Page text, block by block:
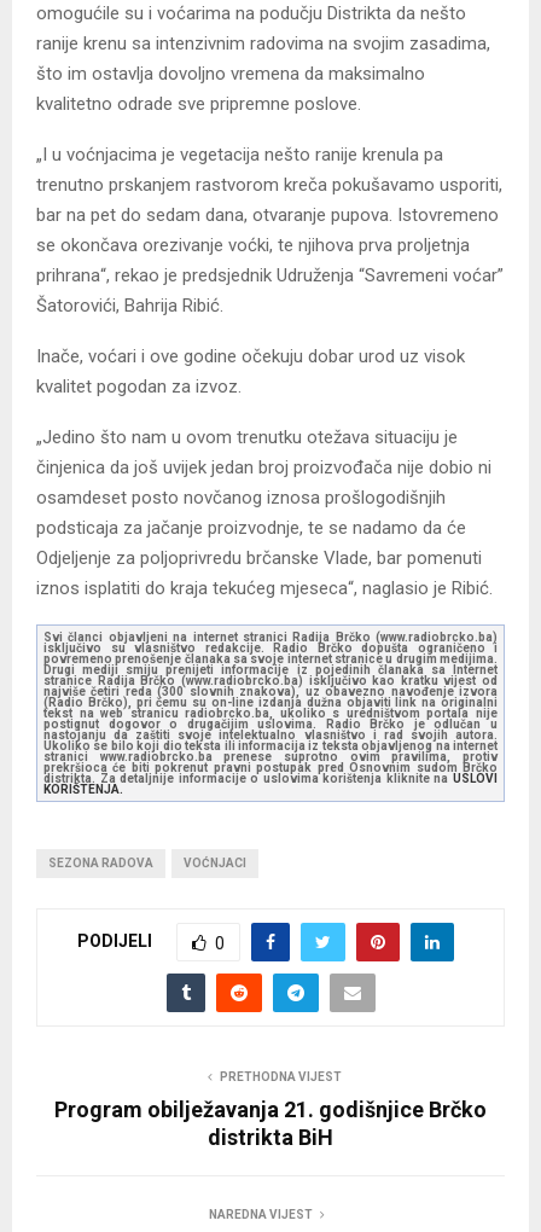
omogućile su i voćarima na podučju Distrikta da nešto
ranije krenu sa intenzivnim radovima na svojim zasadima,
što im ostavlja dovoljno vremena da maksimalno
kvalitetno odrade sve pripremne poslove.
„I u voćnjacima je vegetacija nešto ranije krenula pa
trenutno prskanjem rastvorom kreča pokušavamo usporiti,
bar na pet do sedam dana, otvaranje pupova. Istovremeno
se okončava orezivanje voćki, te njihova prva proljetnja
prihrana“, rekao je predsjednik Udruženja “Savremeni voćar”
Šatorovići, Bahrija Ribić.
Inače, voćari i ove godine očekuju dobar urod uz visok
kvalitet pogodan za izvoz.
„Jedino što nam u ovom trenutku otežava situaciju je
činjenica da još uvijek jedan broj proizvođača nije dobio ni
osamdeset posto novčanog iznosa prošlogodišnjih
podsticaja za jačanje proizvodnje, te se nadamo da će
Odjeljenje za poljoprivredu brčanske Vlade, bar pomenuti
iznos isplatiti do kraja tekućeg mjeseca“, naglasio je Ribić.
Svi članci objavljeni na internet stranici Radija Brčko (www.radiobrcko.ba)
isključivo su vlasništvo redakcije. Radio Brčko dopušta ograničeno i
povremeno prenošenje članaka sa svoje internet stranice u drugim medijima.
Drugi mediji smiju prenijeti informacije iz pojedinih članaka sa Internet
stranice Radija Brčko (www.radiobrcko.ba) isključivo kao kratku vijest od
najviše četiri reda (300 slovnih znakova), uz obavezno navođenje izvora
(Radio Brčko), pri čemu su on-line izdanja dužna objaviti link na originalni
tekst na web stranicu radiobrcko.ba, ukoliko s uredništvom portala nije
postignut dogovor o drugačijim uslovima. Radio Brčko je odlučan u
nastojanju da zaštiti svoje intelektualno vlasništvo i rad svojih autora.
Ukoliko se bilo koji dio teksta ili informacija iz teksta objavljenog na internet
stranici www.radiobrcko.ba prenese suprotno ovim pravilima, protiv
prekršioca će biti pokrenut pravni postupak pred Osnovnim sudom Brčko
distrikta. Za detaljnije informacije o uslovima korištenja kliknite na USLOVI
KORIŠTENJA.
SEZONA RADOVA VOĆNJACI
PODIJELI 0
PRETHODNA VIJEST
Program obilježavanja 21. godišnjice Brčko
distrikta BiH
NAREDNA VIJEST